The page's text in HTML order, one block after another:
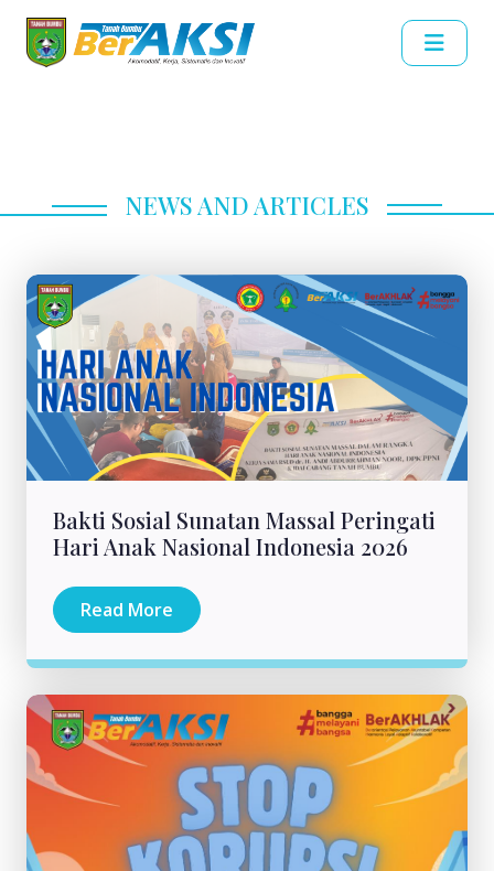
NEWS AND ARTICLES
Bakti Sosial Sunatan Massal Peringati
Hari Anak Nasional Indonesia 2026
Read More